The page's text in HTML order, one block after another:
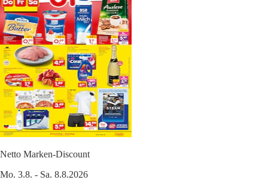
Netto Marken-Discount
Mo. 3.8. - Sa. 8.8.2026